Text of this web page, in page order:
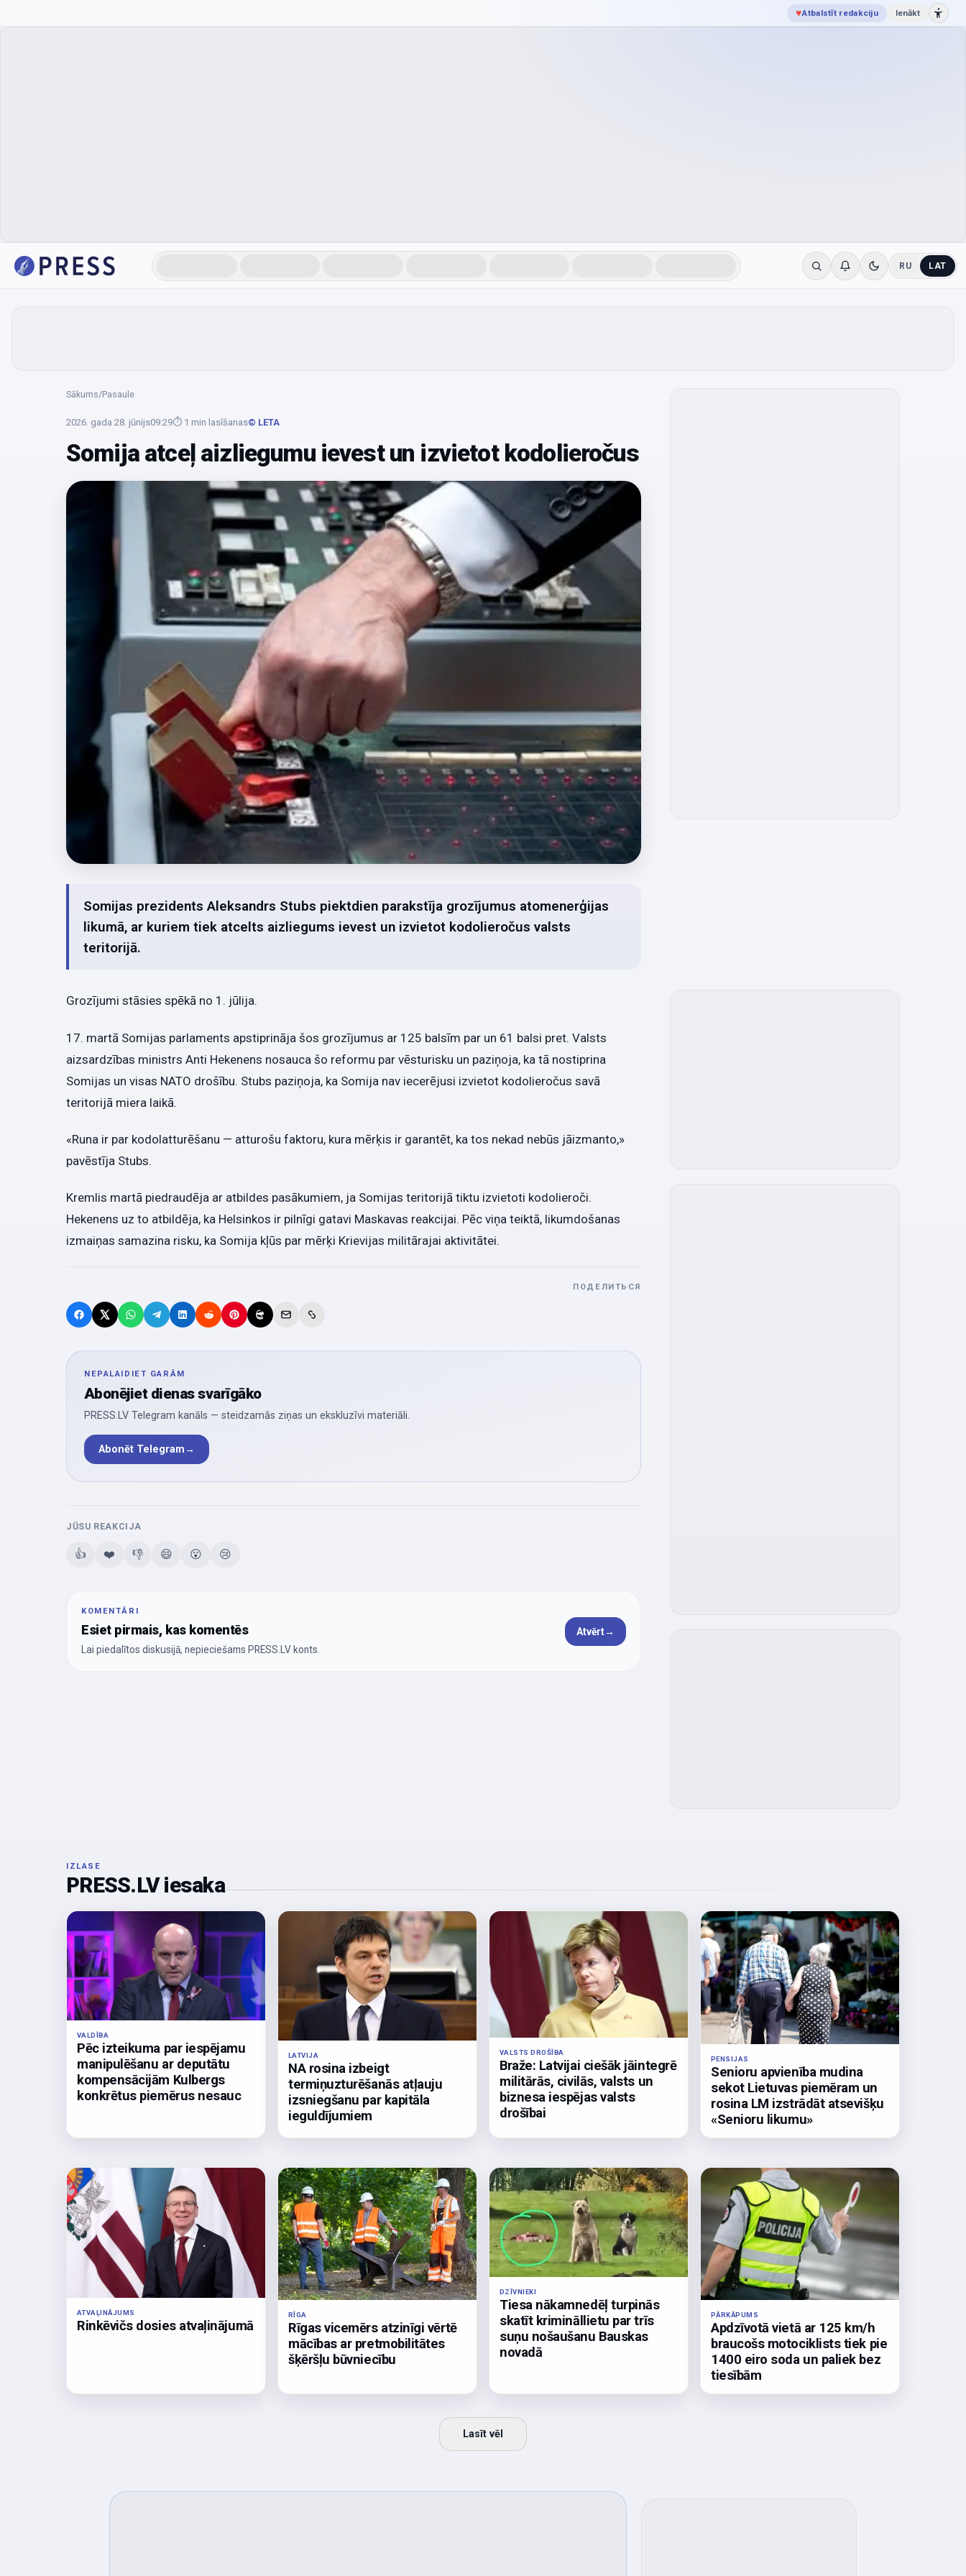
♥Atbalstīt redakciju Ienākt
RU LAT
Sākums/Pasaule
2026. gada 28. jūnijs09:29⏱ 1 min lasīšanas© LETA
Somija atceļ aizliegumu ievest un izvietot kodolieročus
Somijas prezidents Aleksandrs Stubs piektdien parakstīja grozījumus atomenerģijas
likumā, ar kuriem tiek atcelts aizliegums ievest un izvietot kodolieročus valsts
teritorijā.
Grozījumi stāsies spēkā no 1. jūlija.
17. martā Somijas parlaments apstiprināja šos grozījumus ar 125 balsīm par un 61 balsi pret. Valsts
aizsardzības ministrs Anti Hekenens nosauca šo reformu par vēsturisku un paziņoja, ka tā nostiprina
Somijas un visas NATO drošību. Stubs paziņoja, ka Somija nav iecerējusi izvietot kodolieročus savā
teritorijā miera laikā.
«Runa ir par kodolatturēšanu — atturošu faktoru, kura mērķis ir garantēt, ka tos nekad nebūs jāizmanto,»
pavēstīja Stubs.
Kremlis martā piedraudēja ar atbildes pasākumiem, ja Somijas teritorijā tiktu izvietoti kodolieroči.
Hekenens uz to atbildēja, ka Helsinkos ir pilnīgi gatavi Maskavas reakcijai. Pēc viņa teiktā, likumdošanas
izmaiņas samazina risku, ka Somija kļūs par mērķi Krievijas militārajai aktivitātei.
ПОДЕЛИТЬСЯ
NEPALAIDIET GARĀM
Abonējiet dienas svarīgāko
PRESS.LV Telegram kanāls — steidzamās ziņas un ekskluzīvi materiāli.
Abonēt Telegram→
JŪSU REAKCIJA
👍 ❤️ 👎 😄 😮 😢
KOMENTĀRI
Esiet pirmais, kas komentēs
Lai piedalītos diskusijā, nepieciešams PRESS.LV konts.
Atvērt→
IZLASE
PRESS.LV iesaka
VALDĪBA
Pēc izteikuma par iespējamu
manipulēšanu ar deputātu
kompensācijām Kulbergs
konkrētus piemērus nesauc
LATVIJA
NA rosina izbeigt
termiņuzturēšanās atļauju
izsniegšanu par kapitāla
ieguldījumiem
VALSTS DROŠĪBA
Braže: Latvijai ciešāk jāintegrē
militārās, civilās, valsts un
biznesa iespējas valsts
drošībai
PENSIJAS
Senioru apvienība mudina
sekot Lietuvas piemēram un
rosina LM izstrādāt atsevišķu
«Senioru likumu»
ATVAĻINĀJUMS
Rinkēvičs dosies atvaļinājumā
RĪGA
Rīgas vicemērs atzinīgi vērtē
mācības ar pretmobilitātes
šķēršļu būvniecību
DZĪVNIEKI
Tiesa nākamnedēļ turpinās
skatīt krimināllietu par trīs
suņu nošaušanu Bauskas
novadā
PĀRKĀPUMS
Apdzīvotā vietā ar 125 km/h
braucošs motociklists tiek pie
1400 eiro soda un paliek bez
tiesībām
Lasīt vēl